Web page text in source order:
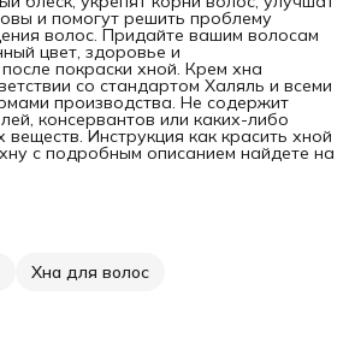
и помогут решить проблему
волос. Придайте вашим волосам
цвет, здоровье и
покраски хной. Крем хна
со стандартом Халяль и всеми
производства. Не содержит
консервантов или каких-либо
веществ. Инструкция как красить хной
с подробным описанием найдете на
Хна для волос